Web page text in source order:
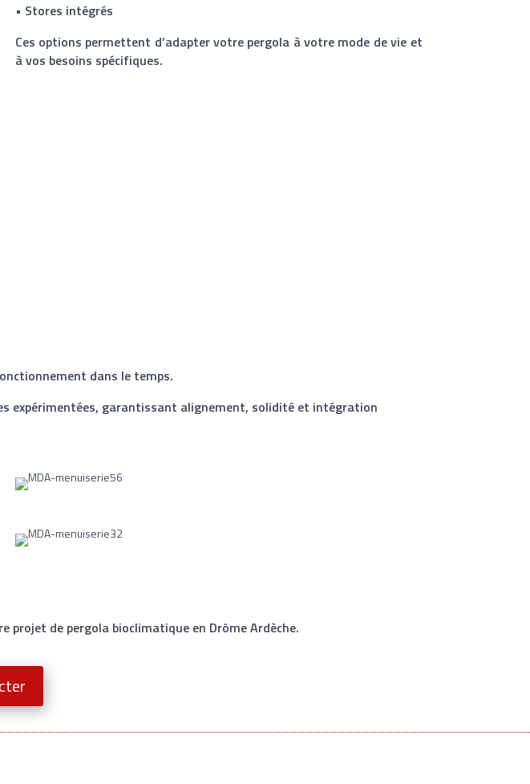
• Stores intégrés
Ces options permettent d’adapter votre pergola à votre mode de vie et
à vos besoins spécifiques.
dans le temps.
expérimentées, garantissant alignement, solidité et intégration
projet de pergola bioclimatique en Drôme Ardèche.